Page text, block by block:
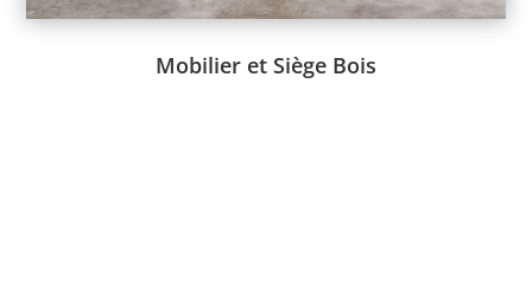
Mobilier et Siège Bois
Chaise Kaiak ->